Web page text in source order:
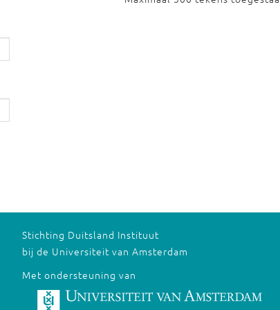
Stichting Duitsland Instituut
bij de Universiteit van Amsterdam
Met ondersteuning van